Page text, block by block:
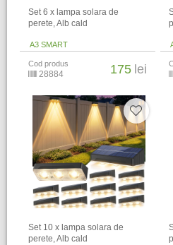
Set 6 x lampa solara de
perete, Alb cald
A3 SMART
Cod produs
28884 175 lei
Set 10 x lampa solara de
perete, Alb cald